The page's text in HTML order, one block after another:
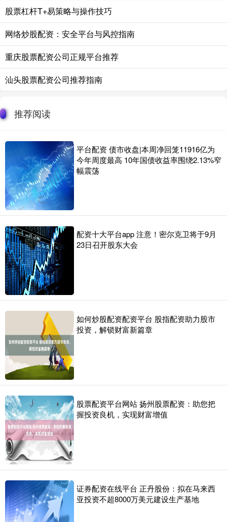
股票杠杆T+易策略与操作技巧
网络炒股配资：安全平台与风控指南
重庆股票配资公司正规平台推荐
汕头股票配资公司推荐指南
推荐阅读
平台配资 债市收盘|本周净回笼11916亿为
今年周度最高 10年国债收益率围绕2.13%窄
幅震荡
配资十大平台app 注意！密尔克卫将于9月
23日召开股东大会
如何炒股配资配资平台 股指配资助力股市
投资，解锁财富新篇章
股票配资平台网站 扬州股票配资：助您把
握投资良机，实现财富增值
证券配资在线平台 正丹股份：拟在马来西
亚投资不超8000万美元建设生产基地